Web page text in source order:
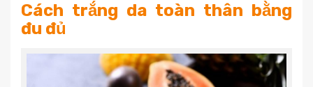
Cách trắng da toàn thân bằng
đu đủ